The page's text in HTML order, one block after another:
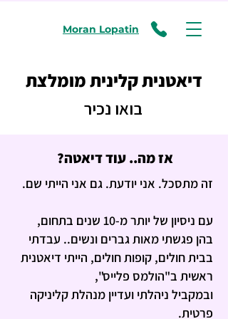
Moran Lopatin
דיאטנית קלינית מומלצת
אז מה.. עוד דיאטה?
זה מתסכל. אני יודעת. גם אני הייתי שם.
עם ניסיון של יותר מ-10 שנים בתחום,
בהן פגשתי מאות גברים ונשים.. עבדתי
בבית חולים, קופות חולים, הייתי דיאטנית
ראשית ב"הולמס פלייס",
ובמקביל ניהלתי ועדיין מנהלת קליניקה
פרטית.